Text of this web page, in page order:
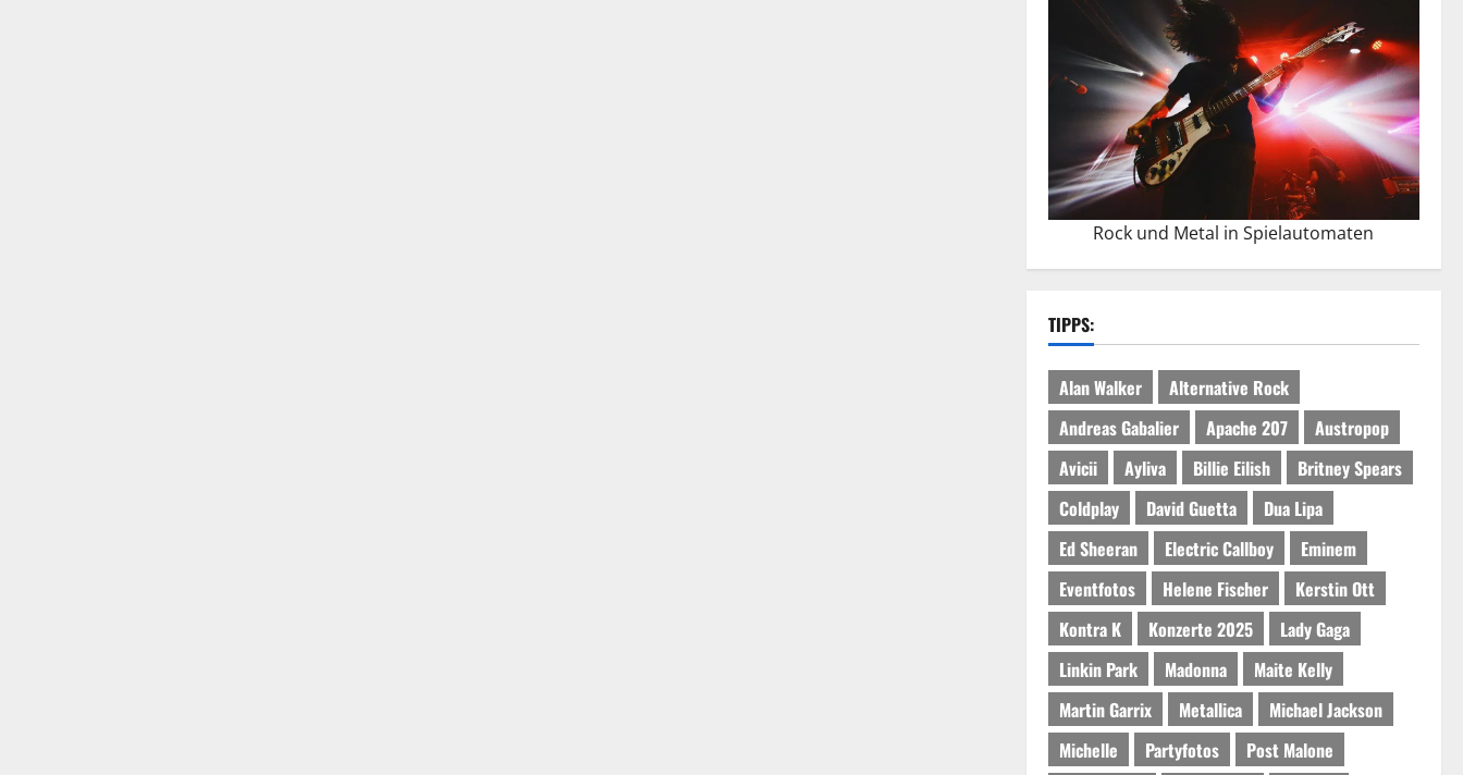
Rock und Metal in Spielautomaten
TIPPS:
Alan Walker
Alternative Rock
Andreas Gabalier
Apache 207
Austropop
Avicii
Ayliva Billie Eilish
Britney Spears
Coldplay
David Guetta
Dua Lipa
Ed Sheeran
Electric Callboy
Eminem
Eventfotos
Helene Fischer
Kerstin Ott
Kontra K
Konzerte 2025
Lady Gaga
Linkin Park
Madonna
Maite Kelly
Martin Garrix
Metallica
Michael Jackson
Michelle
Partyfotos
Post Malone